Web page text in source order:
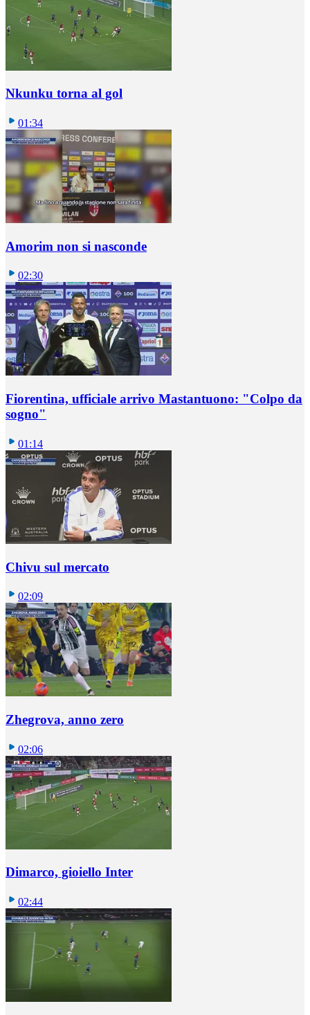
Nkunku torna al gol
01:34
Amorim non si nasconde
02:30
Fiorentina, ufficiale arrivo Mastantuono: "Colpo da
sogno"
01:14
Chivu sul mercato
02:09
Zhegrova, anno zero
02:06
Dimarco, gioiello Inter
02:44